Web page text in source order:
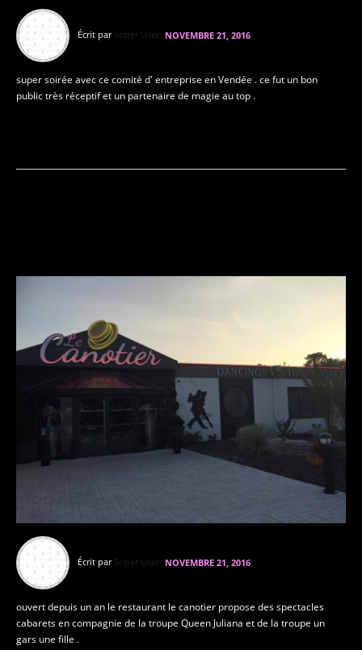
Divers
Créations diverses
Danse brésilienne
Écrit par Super User NOVEMBRE 21, 2016
super soirée avec ce comité d' entreprise en Vendée . ce fut un bon
public très réceptif et un partenaire de magie au top .
Écrit par Super User NOVEMBRE 21, 2016
ouvert depuis un an le restaurant le canotier propose des spectacles
cabarets en compagnie de la troupe Queen Juliana et de la troupe un
gars une fille .